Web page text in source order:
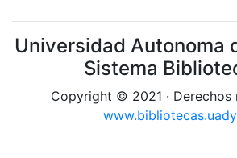
Universidad Autonoma
Sistema
Copyright © 2021 · Derechos